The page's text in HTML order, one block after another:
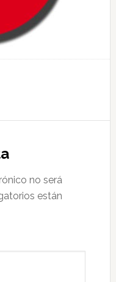
no será
están